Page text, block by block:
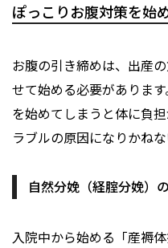
ぽっこりお腹対策を始
お腹の引き締めは、出産
せて始める必要がありま
を始めてしまうと体に負
ラブルの原因になりかね
自然分娩（経腟分娩）
入院中から始める「産褥